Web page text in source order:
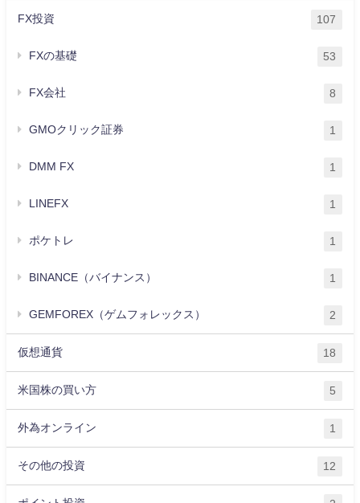
FX投資 107
FXの基礎 53
FX会社 8
GMOクリック証券 1
DMM FX 1
LINEFX 1
ポケトレ 1
BINANCE（バイナンス） 1
GEMFOREX（ゲムフォレックス） 2
仮想通貨 18
米国株の買い方 5
外為オンライン 1
その他の投資 12